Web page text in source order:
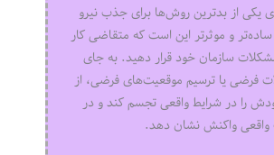
یکی از بدترین روش‌ها برای جذب نیرو
و موثرتر این است که متقاضی کار
سازمان خود قرار دهید. به جای
فرضی یا ترسیم موقعیت‌های فرضی، از
را در شرایط واقعی تجسم کند و در
واقعی واکنش نشان دهد.